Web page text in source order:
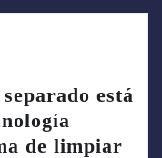
está
de limpiar